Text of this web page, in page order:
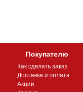
Покупателю
Как сделать заказ
Доставка и оплата
Акции